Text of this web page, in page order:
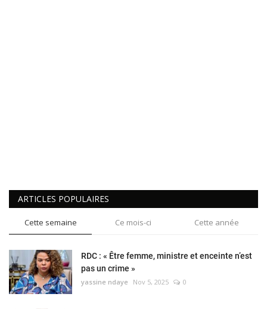
ARTICLES POPULAIRES
Cette semaine Ce mois-ci Cette année
RDC : « Être femme, ministre et enceinte n’est
pas un crime »
yassine ndaye Nov 5, 2025 0